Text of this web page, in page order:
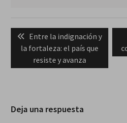
de
entradas
Previous
post:
Entre la indignación y
la fortaleza: el país que
resiste y avanza
Deja una respuesta